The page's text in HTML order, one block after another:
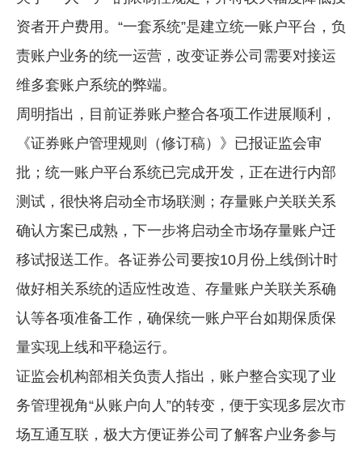
资者开户费用。“一套系统”是建立统一账户平台，负
责账户业务的统一运营，改变证券公司需要对接运
维多套账户系统的弊端。
周明指出，目前证券账户整合各项工作进展顺利，
《证券账户管理规则（修订稿）》已报证监会审
批；统一账户平台系统已完成开发，正在进行内部
测试，很快将启动全市场联测；存量账户关联关系
确认方案已成熟，下一步将启动全市场存量账户迁
移试报送工作。各证券公司要按10月份上线倒计时
做好相关系统的适应性改造、存量账户关联关系确
认等各项准备工作，确保统一账户平台如期保质保
量实现上线和平稳运行。
证监会机构部相关负责人指出，账户整合实现了业
务管理视角“从账户向人”的转变，便于实现多层次市
场互通互联，极大方便证券公司了解客户业务参与